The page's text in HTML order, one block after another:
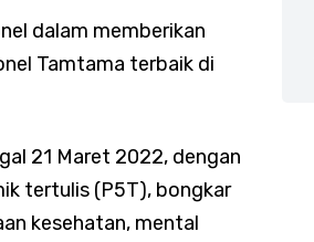
dalam memberikan
Tamtama terbaik di
21 Maret 2022, dengan
tertulis (P5T), bongkar
kesehatan, mental